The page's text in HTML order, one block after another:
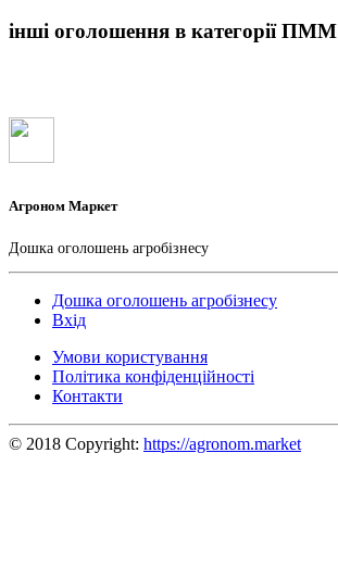
інші оголошення в категорії ПММ
Агроном Маркет
Дошка оголошень агробізнесу
Дошка оголошень агробізнесу
Вхід
Умови користування
Політика конфіденційності
Контакти
© 2018 Copyright: https://agronom.market